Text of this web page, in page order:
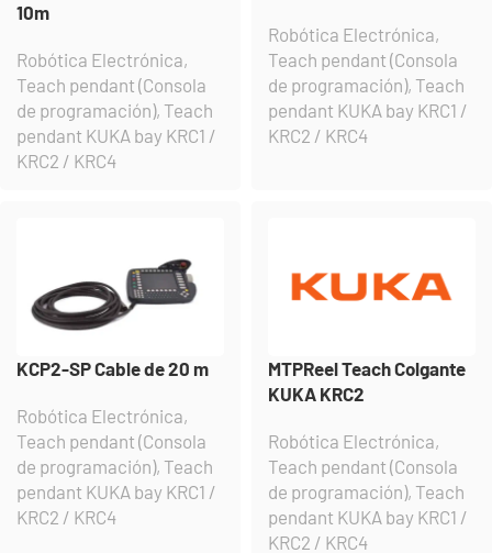
10m
Robótica Electrónica,
Teach pendant (Consola
de programación), Teach
pendant KUKA bay KRC1 /
KRC2 / KRC4
Robótica Electrónica,
Teach pendant (Consola
de programación), Teach
pendant KUKA bay KRC1 /
KRC2 / KRC4
KCP2-SP Cable de 20 m
Robótica Electrónica,
Teach pendant (Consola
de programación), Teach
pendant KUKA bay KRC1 /
KRC2 / KRC4
MTPReel Teach Colgante
KUKA KRC2
Robótica Electrónica,
Teach pendant (Consola
de programación), Teach
pendant KUKA bay KRC1 /
KRC2 / KRC4